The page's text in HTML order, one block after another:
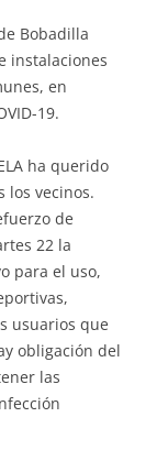
Bobadilla
instalaciones
en
19.
ha querido
los vecinos.
de
22 la
para el uso,
usuarios que
obligación del
las